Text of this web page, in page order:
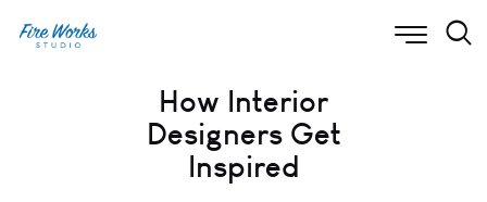
How Interior
Designers Get
Inspired